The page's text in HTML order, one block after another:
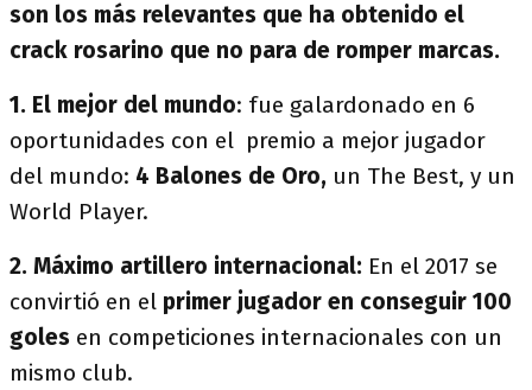
son los más relevantes que ha obtenido el
crack rosarino que no para de romper marcas.
1. El mejor del mundo: fue galardonado en 6
oportunidades con el premio a mejor jugador
del mundo: 4 Balones de Oro, un The Best, y un
World Player.
2. Máximo artillero internacional: En el 2017 se
convirtió en el primer jugador en conseguir 100
goles en competiciones internacionales con un
mismo club.